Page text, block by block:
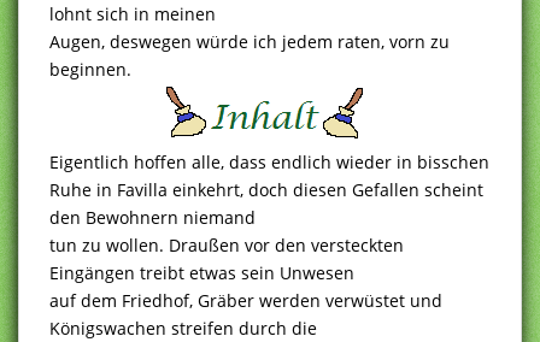
lohnt sich in meinen
Augen, deswegen würde ich jedem raten, vorn zu
beginnen.
Eigentlich hoffen alle, dass endlich wieder in bisschen
Ruhe in Favilla einkehrt, doch diesen Gefallen scheint
den Bewohnern niemand
tun zu wollen. Draußen vor den versteckten
Eingängen treibt etwas sein Unwesen
auf dem Friedhof, Gräber werden verwüstet und
Königswachen streifen durch die